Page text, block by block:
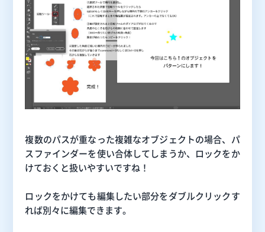
複数のパスが重なった複雑なオブジェクトの場合、パ
スファインダーを使い合体してしまうか、ロックをか
けておくと扱いやすいですね！
ロックをかけても編集したい部分をダブルクリックす
れば別々に編集できます。